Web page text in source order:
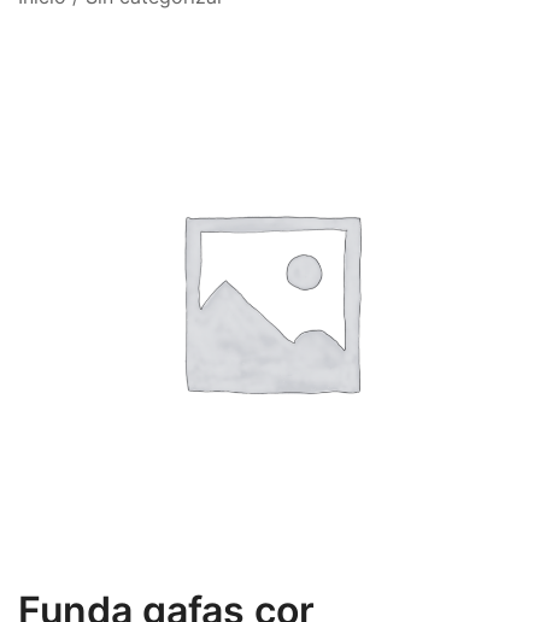
Funda gafas cor